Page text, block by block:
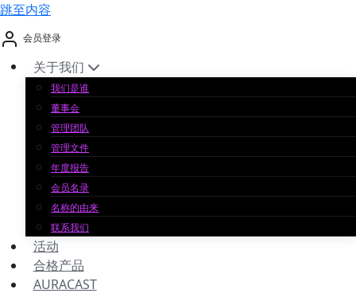
跳至内容
会员登录
关于我们
我们是谁
董事会
管理团队
管理文件
年度报告
会员名录
名称的由来
联系我们
活动
合格产品
AURACAST